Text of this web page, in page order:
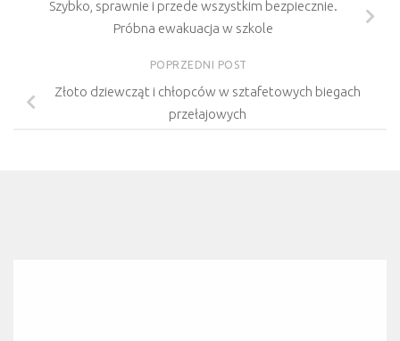
Szybko, sprawnie i przede wszystkim bezpiecznie.
Próbna ewakuacja w szkole
POPRZEDNI POST
Złoto dziewcząt i chłopców w sztafetowych biegach
przełajowych